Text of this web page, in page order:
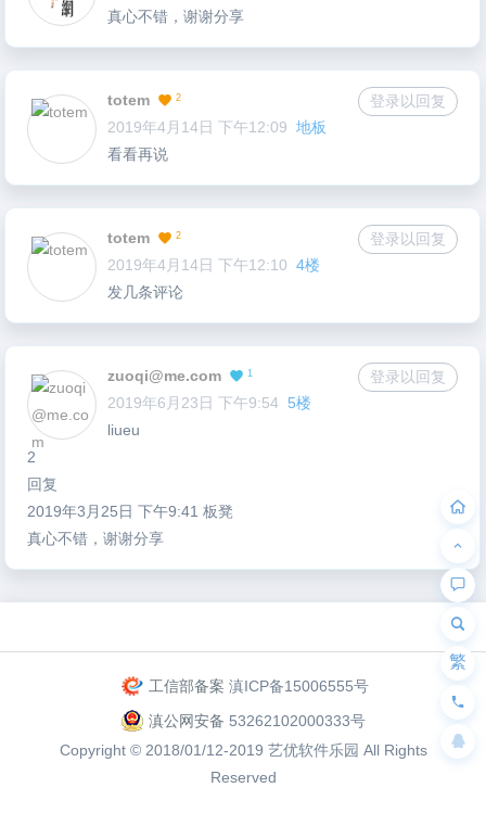
真心不错，谢谢分享
totem 2
登录以回复
2019年4月14日 下午12:09 地板
看看再说
totem 2
登录以回复
2019年4月14日 下午12:10 4楼
发几条评论
zuoqi@me.com 1
登录以回复
2019年6月23日 下午9:54 5楼
liueu
2
回复
2019年3月25日 下午9:41 板凳
真心不错，谢谢分享
工信部备案 滇ICP备15006555号
滇公网安备 53262102000333号
Copyright © 2018/01/12-2019 艺优软件乐园 All Rights
Reserved
繁